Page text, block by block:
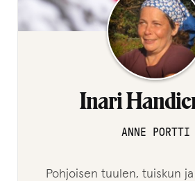
Inari
ANNE PORTTI
Pohjoisen tuulen, tuiskun